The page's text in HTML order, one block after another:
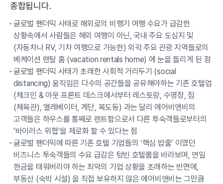
종합됩니다.
글로벌 팬더믹 사태로 해외로의 비행기 여행 수요가 급감한
상황속에서 사람들은 해외 여행이 아닌, 국내 주요 도심지 및
(자동차나 RV, 기차 여행으로 가능한) 외곽 주요 관광 지역들로의
베케이션 렌탈 홈 (vacation rentals home) 에 눈을 돌리게 된 점
글로벌 팬더믹 사태가 초래한 사회적 거리두기 (social
distancing) 움직임은 다수의 공간들을 공유해야하는 기존 호텔업
(체크인 & 아웃 프론트 데스크에서부터 레스토랑, 수영장, 짐
(체육관), 엘레베이터, 계단, 복도등) 과는 달리 에어비앤비의
고객들은 하우스를 통째로 렌트함으로서 다른 투숙객들로부터의
‘바이러스 위협’을 제로화 할 수 있다는 점
글로벌 팬더믹에 따른 기존 호텔 기업들의 ‘핵심 밥줄’ 이였던
비즈니스 투숙객들의 수요 급감은 텅빈 호텔룸을 바라보며, 연일
현금을 태워버리야 하는 최악의 기업 상황을 초래하는 반면에,
부동산 (숙박 시설) 을 직접 보유하지 않은 에어비앤비는 그만큼